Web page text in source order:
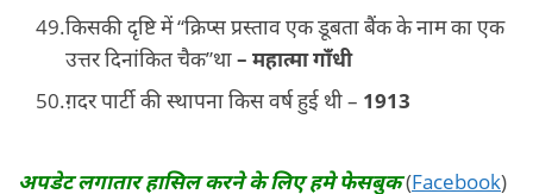
किसकी दृष्टि में “क्रिप्स प्रस्ताव एक डूबता बैंक के नाम का एक
उत्तर दिनांकित चैक”था– महात्मा गाँधी
ग़दर पार्टी की स्थापना किस वर्ष हुई थी – 1913
अपडेट लगातार हासिल करने के लिए हमे फेसबुक(Facebook)